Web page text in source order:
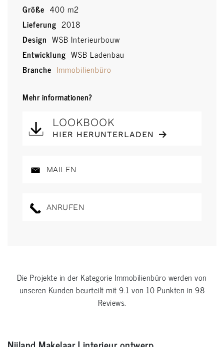
Größe 400 m2
Lieferung 2018
Design WSB Interieurbouw
Entwicklung WSB Ladenbau
Branche Immobilienbüro
Mehr informationen?
LOOKBOOK
HIER HERUNTERLADEN
MAILEN
ANRUFEN
Die Projekte in der Kategorie Immobilienbüro werden von
unseren Kunden beurteilt mit9.1 von 10 Punkten in98
Reviews.